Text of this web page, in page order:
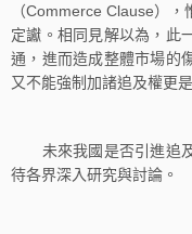
（Commerce Clause）
定讞。相同見解以為，此
通，進而造成整體市場的
又不能強制加諸追及權更
未來我國是否引進追及
待各界深入研究與討論。